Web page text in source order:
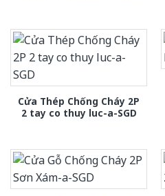
Cửa Thép Chống Cháy 2P
2 tay co thuy luc-a-SGD